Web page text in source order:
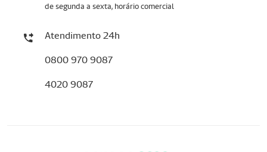
de segunda a sexta, horário comercial
Atendimento 24h
0800 970 9087
4020 9087